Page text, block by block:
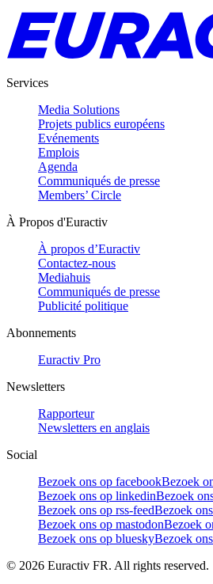
Services
Media Solutions
Projets publics européens
Evénements
Emplois
Agenda
Communiqués de presse
Members’ Circle
À Propos d'Euractiv
À propos d’Euractiv
Contactez-nous
Mediahuis
Communiqués de presse
Publicité politique
Abonnements
Euractiv Pro
Newsletters
Rapporteur
Newsletters en anglais
Social
Bezoek ons op facebookBezoek
Bezoek ons op linkedinBezoek
Bezoek ons op rss-feedBezoek
Bezoek ons op mastodonBezoek
Bezoek ons op blueskyBezoek
© 2026 Euractiv FR. All rights reserved.